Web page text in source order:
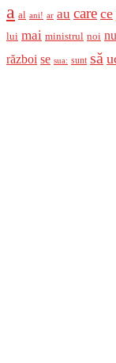
a al ani! ar au care ce
lui mai ministrul noi nu
război se sua: sunt să